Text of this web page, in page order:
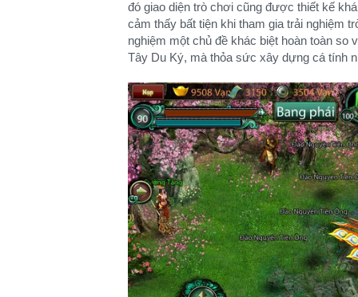
đó giao diện trò chơi cũng được thiết kế
cảm thấy bất tiện khi tham gia trải nghiệm
nghiệm một chủ đề khác biệt hoàn toàn so
Tây Du Ký, mà thỏa sức xây dựng cá tính